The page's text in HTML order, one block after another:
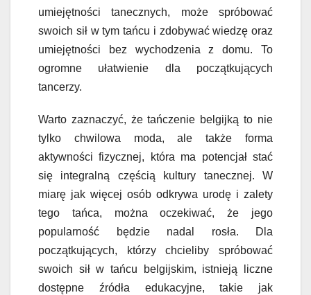
umiejętności tanecznych, może spróbować
swoich sił w tym tańcu i zdobywać wiedzę oraz
umiejętności bez wychodzenia z domu. To
ogromne ułatwienie dla początkujących
tancerzy.
Warto zaznaczyć, że tańczenie belgijką to nie
tylko chwilowa moda, ale także forma
aktywności fizycznej, która ma potencjał stać
się integralną częścią kultury tanecznej. W
miarę jak więcej osób odkrywa urodę i zalety
tego tańca, można oczekiwać, że jego
popularność będzie nadal rosła. Dla
początkujących, którzy chcieliby spróbować
swoich sił w tańcu belgijskim, istnieją liczne
dostępne źródła edukacyjne, takie jak